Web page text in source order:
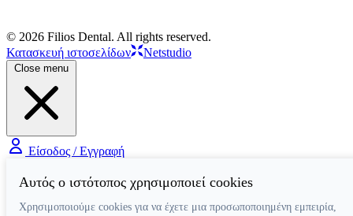
© 2026 Filios Dental. All rights reserved.
Κατασκευή ιστοσελίδων
Netstudio
Close menu
Είσοδος / Εγγραφή
Αυτός ο ιστότοπος χρησιμοποιεί cookies
Χρησιμοποιούμε cookies για να έχετε μια προσωποποιημένη εμπειρία,